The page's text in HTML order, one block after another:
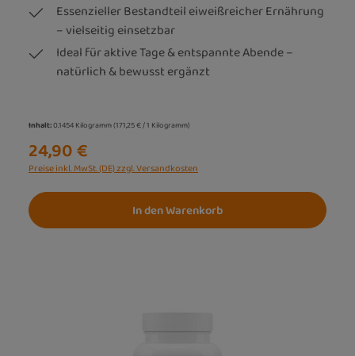
Essenzieller Bestandteil eiweißreicher Ernährung
– vielseitig einsetzbar
Ideal für aktive Tage & entspannte Abende –
natürlich & bewusst ergänzt
Inhalt:0.1454 Kilogramm(171,25 € / 1 Kilogramm)
24,90 €
Preise inkl. MwSt. (DE) zzgl. Versandkosten
In den Warenkorb